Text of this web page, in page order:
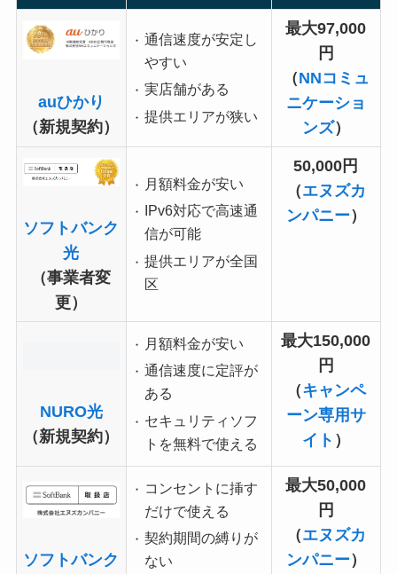
auひかり
（新規契約）
通信速度が安定し
やすい
実店舗がある
提供エリアが狭い
最大97,000
円
（NNコミュ
ニケーショ
ンズ）
ソフトバンク
光
（事業者変
更）
月額料金が安い
IPv6対応で高速通
信が可能
提供エリアが全国
区
50,000円
（エヌズカ
ンパニー）
NURO光
（新規契約）
月額料金が安い
通信速度に定評が
ある
セキュリティソフ
トを無料で使える
最大150,000
円
（キャンペ
ーン専用サ
イト ）
ソフトバンク
コンセントに挿す
だけで使える
契約期間の縛りが
ない
最大50,000
円
（エヌズカ
ンパニー）